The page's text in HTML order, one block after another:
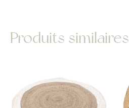
Produits similaires